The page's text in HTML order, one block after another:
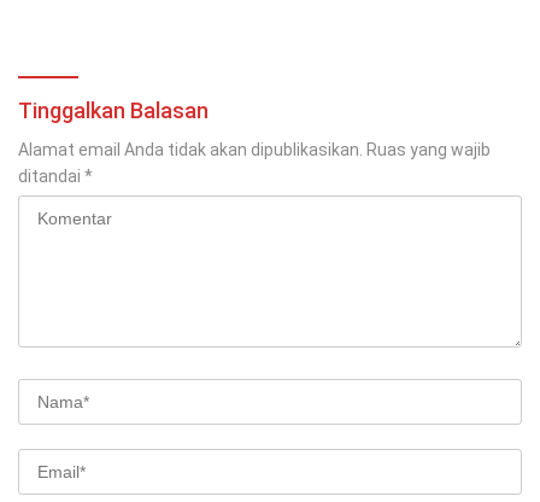
Tinggalkan Balasan
Alamat email Anda tidak akan dipublikasikan. Ruas yang wajib
ditandai *